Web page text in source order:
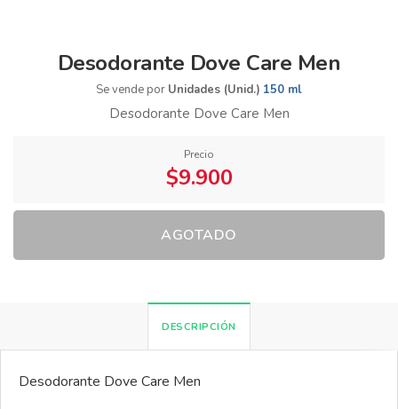
Desodorante Dove Care Men
Se vende por Unidades (Unid.) 150 ml
Desodorante Dove Care Men
Precio
$9.900
AGOTADO
DESCRIPCIÓN
Desodorante Dove Care Men